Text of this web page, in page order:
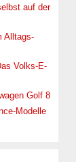
auf der
Alltags-
Volks-E-
Golf 8
Modelle